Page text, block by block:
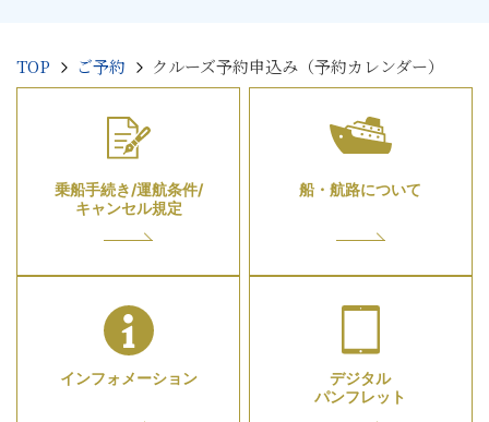
TOP ご予約 クルーズ予約申込み（予約カレンダー）
乗船手続き/運航条件/
キャンセル規定
船・航路について
インフォメーション
デジタル
パンフレット